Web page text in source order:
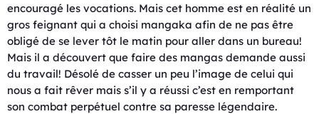
encouragé les vocations. Mais cet homme est en réalité un
gros feignant qui a choisi mangaka afin de ne pas être
obligé de se lever tôt le matin pour aller dans un bureau!
Mais il a découvert que faire des mangas demande aussi
du travail! Désolé de casser un peu l’image de celui qui
nous a fait rêver mais s’il y a réussi c’est en remportant
son combat perpétuel contre sa paresse légendaire.